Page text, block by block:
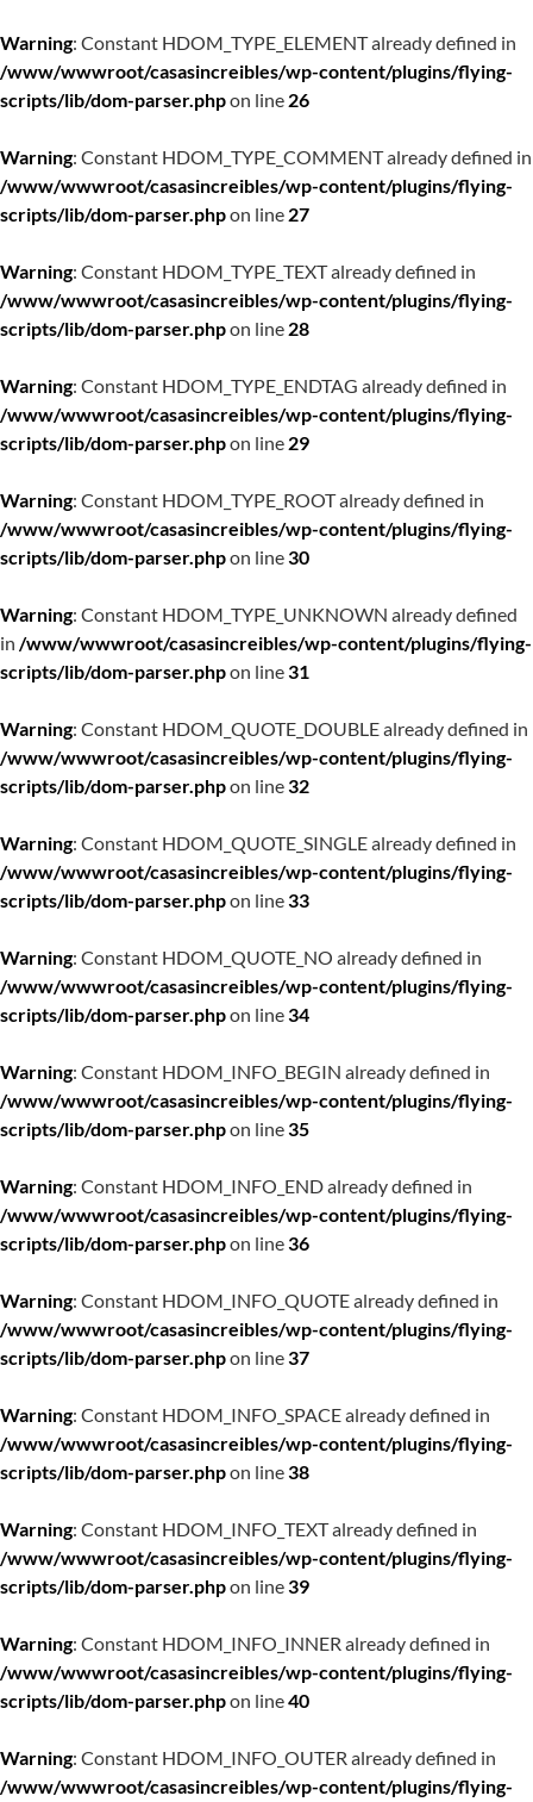
Warning: Constant HDOM_TYPE_ELEMENT already defined in
/www/wwwroot/casasincreibles/wp-content/plugins/flying-
scripts/lib/dom-parser.phpon line 26
Warning: Constant HDOM_TYPE_COMMENT already defined in
/www/wwwroot/casasincreibles/wp-content/plugins/flying-
scripts/lib/dom-parser.phpon line 27
Warning: Constant HDOM_TYPE_TEXT already defined in
/www/wwwroot/casasincreibles/wp-content/plugins/flying-
scripts/lib/dom-parser.phpon line 28
Warning: Constant HDOM_TYPE_ENDTAG already defined in
/www/wwwroot/casasincreibles/wp-content/plugins/flying-
scripts/lib/dom-parser.phpon line 29
Warning: Constant HDOM_TYPE_ROOT already defined in
/www/wwwroot/casasincreibles/wp-content/plugins/flying-
scripts/lib/dom-parser.phpon line30
Warning: Constant HDOM_TYPE_UNKNOWN already defined
in /www/wwwroot/casasincreibles/wp-content/plugins/flying-
scripts/lib/dom-parser.phpon line31
Warning: Constant HDOM_QUOTE_DOUBLE already defined in
/www/wwwroot/casasincreibles/wp-content/plugins/flying-
scripts/lib/dom-parser.phpon line32
Warning: Constant HDOM_QUOTE_SINGLE already defined in
/www/wwwroot/casasincreibles/wp-content/plugins/flying-
scripts/lib/dom-parser.phpon line33
Warning: Constant HDOM_QUOTE_NO already defined in
/www/wwwroot/casasincreibles/wp-content/plugins/flying-
scripts/lib/dom-parser.phpon line34
Warning: Constant HDOM_INFO_BEGIN already defined in
/www/wwwroot/casasincreibles/wp-content/plugins/flying-
scripts/lib/dom-parser.phpon line35
Warning: Constant HDOM_INFO_END already defined in
/www/wwwroot/casasincreibles/wp-content/plugins/flying-
scripts/lib/dom-parser.phpon line36
Warning: Constant HDOM_INFO_QUOTE already defined in
/www/wwwroot/casasincreibles/wp-content/plugins/flying-
scripts/lib/dom-parser.phpon line37
Warning: Constant HDOM_INFO_SPACE already defined in
/www/wwwroot/casasincreibles/wp-content/plugins/flying-
scripts/lib/dom-parser.phpon line38
Warning: Constant HDOM_INFO_TEXT already defined in
/www/wwwroot/casasincreibles/wp-content/plugins/flying-
scripts/lib/dom-parser.phpon line39
Warning: Constant HDOM_INFO_INNER already defined in
/www/wwwroot/casasincreibles/wp-content/plugins/flying-
scripts/lib/dom-parser.phpon line40
Warning: Constant HDOM_INFO_OUTER already defined in
/www/wwwroot/casasincreibles/wp-content/plugins/flying-